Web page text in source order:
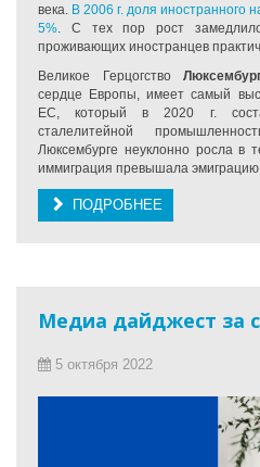
века. В 2006 г. доля иностранного
5% . С тех пор рост
проживающих иностранцев
Великое Герцогство
сердце Европы, имеет самый
ЕС, который в 2020 г.
сталелитейной
Люксембурге неуклонно росла в
иммиграция превышала
ПОДРОБНЕЕ
Медиа дайджест за
5 октября 2022